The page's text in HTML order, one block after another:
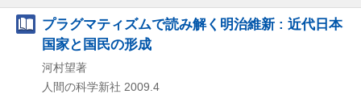
プラグマティズムで読み解く明治維新 : 近代日本
国家と国民の形成
河村望著
人間の科学新社 2009.4